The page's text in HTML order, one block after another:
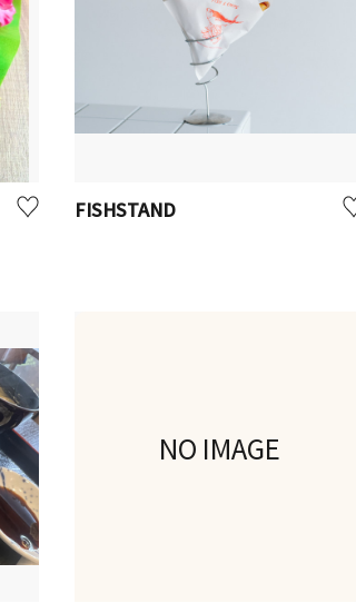
FISHSTAND
NO IMAGE